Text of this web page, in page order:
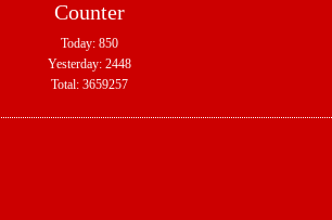
Counter
Today: 850
Yesterday: 2448
Total: 3659257